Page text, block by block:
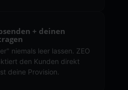
+ deinen
niemals leer lassen. ZEO
den Kunden direkt
deine Provision.